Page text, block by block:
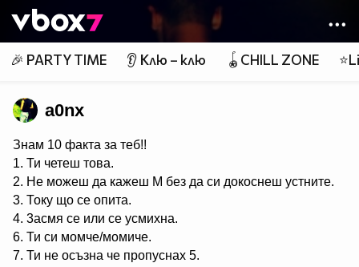
👾
🎉 PARTY TIME 👂 Клю – клю 🪀CHILL ZONE
a0nx
Знам 10 факта за теб!!
1. Ти четеш това.
2. Не можеш да кажеш М без да си докоснеш устните.
3. Току що се опита.
4. 3aсмя се или се усмихна.
6. Ти си момче/момиче.
7. Ти не осъзна че пропуснах 5.